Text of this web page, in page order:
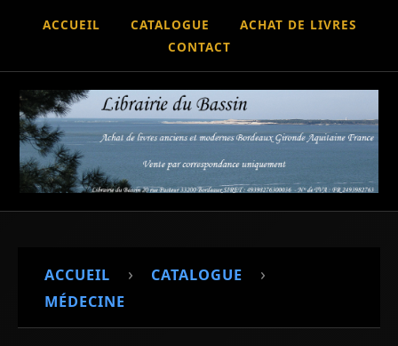
ACCUEIL CATALOGUE
ACHAT DE LIVRES
CONTACT
ACCUEIL › CATALOGUE ›
MÉDECINE